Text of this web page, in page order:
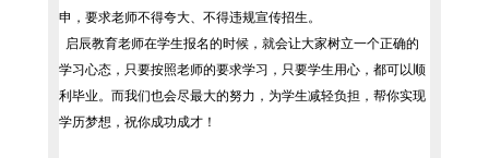
申，要求老师不得夸大、不得违规宣传招生。
启辰教育老师在学生报名的时候，就会让大家树立一个正确的
学习心态，只要按照老师的要求学习，只要学生用心，都可以顺
利毕业。而我们也会尽最大的努力，为学生减轻负担，帮你实现
学历梦想，祝你成功成才！